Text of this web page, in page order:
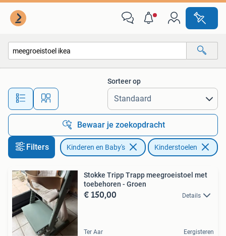
Alle afstanden…
Sorteer op
Bewaar je zoekopdracht
Filters Kinderen en Baby's Kinderstoelen
Stokke Tripp Trapp meegroeistoel met
toebehoren - Groen
€ 150,00 Details
Ter Aar Eergisteren